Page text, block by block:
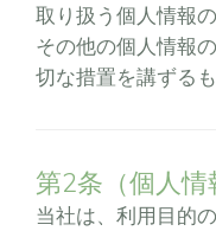
取り扱う個人情報
その他の個人情報
切な措置を講ずる
第2条（個人情
当社は、利用目的